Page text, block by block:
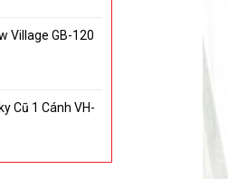
Village GB-120
Cũ 1 Cánh VH-